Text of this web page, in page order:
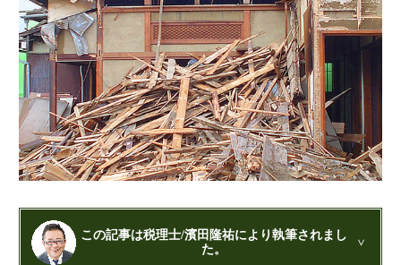
当事務所に依頼するメリット
経営革新計画取得支援
経営革新計画の内容
計画を立てることで見えてくるもの
承認のメリット
承認要件
留意事項
当税理士法人のサービス
資金調達支援
融資による資金調達について
この記事は税理士/濱田隆祐により執筆されまし
た。